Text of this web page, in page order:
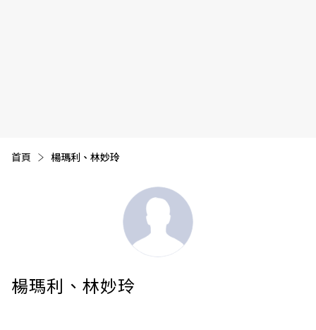
首頁 目前頁面：
楊瑪利、林妙玲
楊瑪利、林妙玲